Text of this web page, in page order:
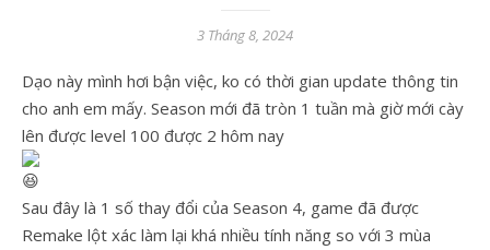
3 Tháng 8, 2024
Dạo này mình hơi bận việc, ko có thời gian update thông tin
cho anh em mấy. Season mới đã tròn 1 tuần mà giờ mới cày
lên được level 100 được 2 hôm nay
Sau đây là 1 số thay đổi của Season 4, game đã được
Remake lột xác làm lại khá nhiều tính năng so với 3 mùa